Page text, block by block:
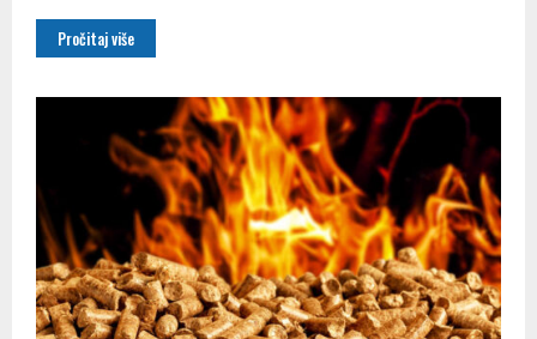
Pročitaj više